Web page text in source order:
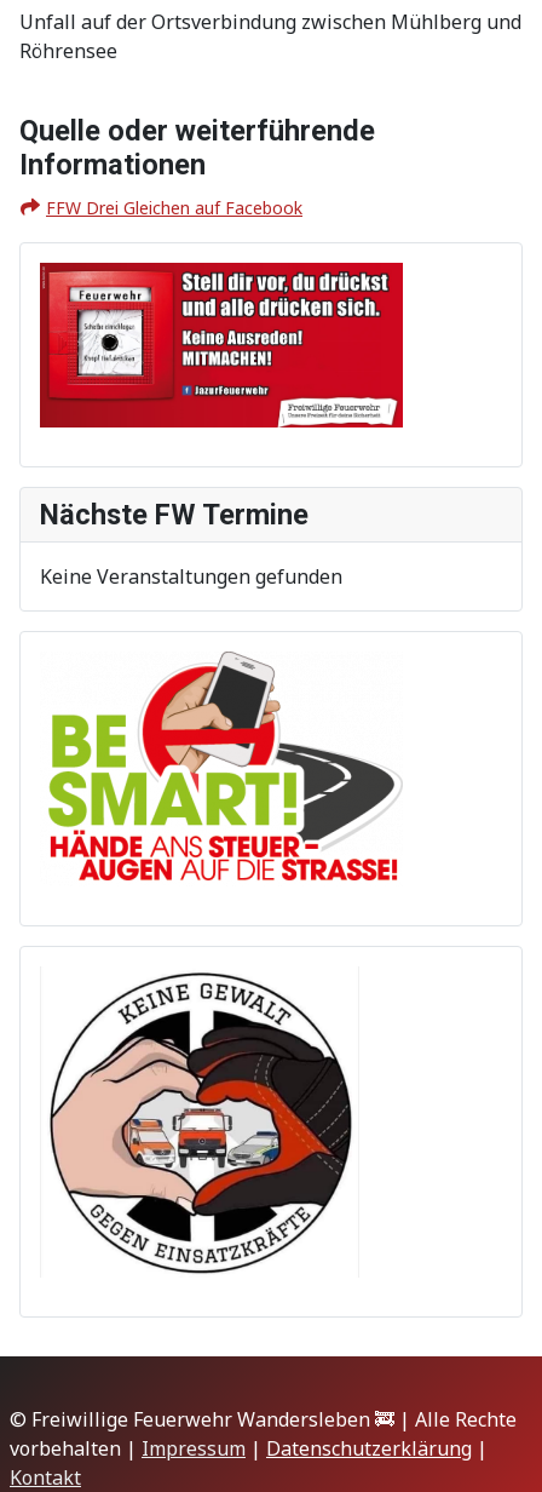
Unfall auf der Ortsverbindung zwischen Mühlberg und
Röhrensee
Quelle oder weiterführende
Informationen
FFW Drei Gleichen auf Facebook
Nächste FW Termine
Keine Veranstaltungen gefunden
© Freiwillige Feuerwehr Wandersleben 🚒 | Alle Rechte
vorbehalten | Impressum | Datenschutzerklärung |
Kontakt